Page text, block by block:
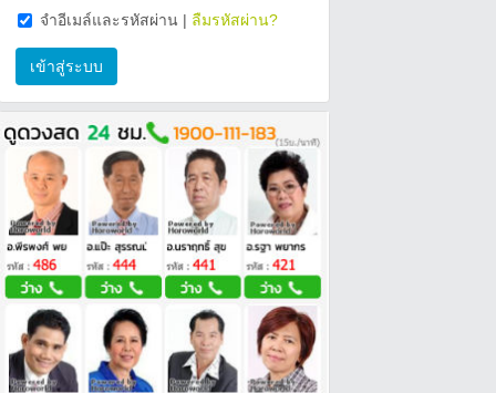
จำอีเมล์และรหัสผ่าน | ลืมรหัสผ่าน?
เข้าสู่ระบบ